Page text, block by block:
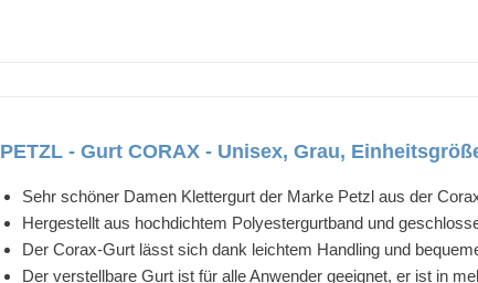
PETZL - Gurt CORAX - Unisex, Grau,
Sehr schöner Damen Klettergurt der Marke Petzl aus der
Hergestellt aus hochdichtem Polyestergurtband und
Der Corax-Gurt lässt sich dank leichtem Handling und
Der verstellbare Gurt ist für alle Anwender geeignet, er ist in